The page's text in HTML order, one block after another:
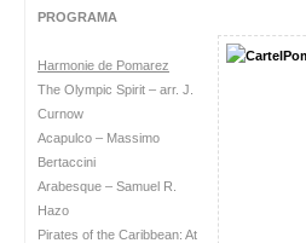
PROGRAMA
Harmonie de Pomarez
The Olympic Spirit – arr. J.
Curnow
Acapulco – Massimo
Bertaccini
Arabesque – Samuel R.
Hazo
Pirates of the Caribbean: At